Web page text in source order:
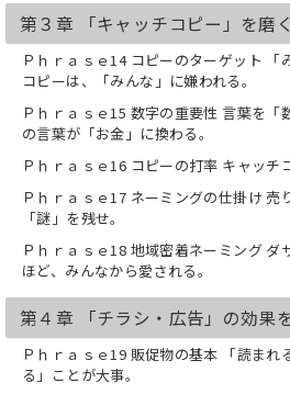
有限会社い
小企業を問
業・起業ア
ルタント。
の企画広報
をはじめ、
賞を受賞。
その後、経
現在はビジ
連載を持
や研修活動
また、「タ
宰し、多く
対して
第３章 「キャッチコピー」を磨
Ｐｈｒａｓｅ14 コピーのターゲット 「
コピーは、「みんな」に嫌われる。
Ｐｈｒａｓｅ15 数字の重要性 言葉を「
の言葉が「お金」に換わる。
Ｐｈｒａｓｅ16 コピーの打率 キャッチ
Ｐｈｒａｓｅ17 ネーミングの仕掛け 売
「謎」を残せ。
Ｐｈｒａｓｅ18 地域密着ネーミング ダ
ほど、みんなから愛される。
第４章 「チラシ・広告」の効果
Ｐｈｒａｓｅ19 販促物の基本 「読まれ
る」ことが大事。